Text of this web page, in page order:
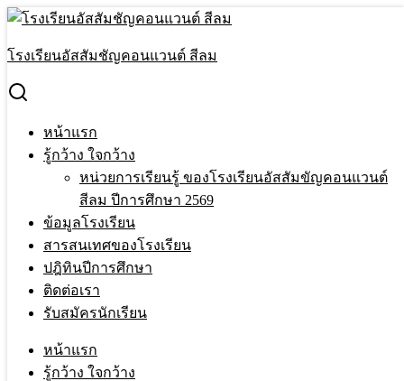
Skip
content
โรงเรียนอัสสัมชัญคอนแวนต์ สีลม
หน้าแรก
รู้กว้าง ใจกว้าง
หน่วยการเรียนรู้ ของโรงเรียนอัสสัมขัญคอนแวนต์
สีลม ปีการศึกษา 2569
ข้อมูลโรงเรียน
สารสนเทศของโรงเรียน
ปฎิทินปีการศึกษา
ติดต่อเรา
รับสมัครนักเรียน
หน้าแรก
รู้กว้าง ใจกว้าง
for:
เรื่องภูมิศาสตร์ โดยใช้เทคนิคจิกซอว์ (Jigsaw) ของนักเรียนชั้น
หน้าแรก›งานวิจัย
สัมฤทธิ์ทางการเรียน เรื่องภูมิศาสตร์ โดยใช้เทคนิคจิกซอว์
(Jigsaw) ของนักเรียนชั้นประถมศึกษาปีที่ 6
งานวิจัยในชั้นเรียน เรื่อง การพัฒนาผล
สัมฤทธิ์ทางการเรียน เรื่องภูมิศาสตร์ โดย
ใช้เทคนิคจิกซอว์ (Jigsaw) ของนักเรียนชั้น
ประถมศึกษาปีที่ 6